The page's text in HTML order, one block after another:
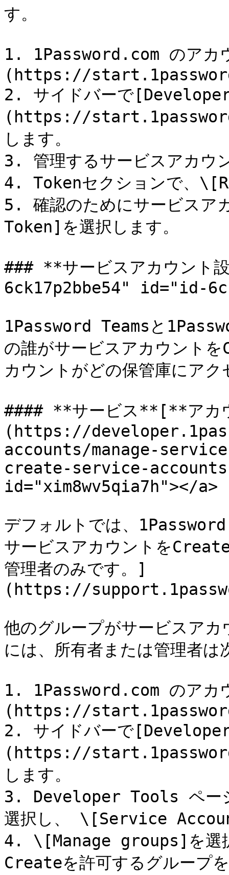
す。
1. 1Password.com のアカ
(https://
2. サイドバーで
(https://
します。
3. 管理するサービスアカウ
4. Tokenセクションで、
5. 確認のためにサービスア
Token]を選択します。
### **サービスアカウン
6ck17p2bbe54" id="id-
1Password Teamsと
の誰がサービスアカウント
カウントがどの保管庫にア
#### **サービス**[**アカ
(https://
accounts/manage-
create-service-
id="xim8wv5qia7h"></a>
デフォルトでは、
サービスアカウントを
管理者のみです。]
(https://
他のグループがサービスア
には、所有者または管理者
1. 1Password.com のアカ
(https://
2. サイドバーで
(https://
します。
3. Developer Tools ペー
選択し、 \[Service
4. \[Manage groups]を選
Createを許可するグルー